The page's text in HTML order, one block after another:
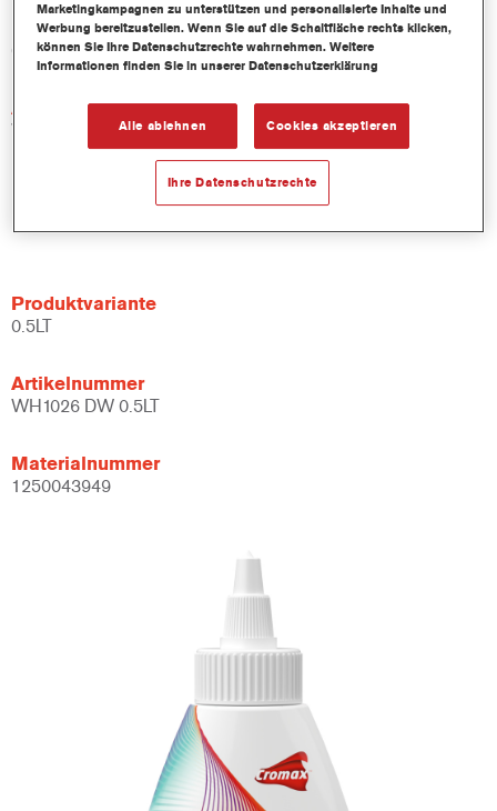
Produktvariante
0.1LT
Artikelnummer
WH1026 100 ML BT
Produktvariante
0.5LT
Artikelnummer
WH1026 DW 0.5LT
Materialnummer
1250043949
Marketingkampagnen zu unterstützen und personalisierte Inhalte und
Werbung bereitzustellen. Wenn Sie auf die Schaltfläche rechts klicken,
können Sie Ihre Datenschutzrechte wahrnehmen. Weitere
Informationen finden Sie in unserer Datenschutzerklärung
Alle ablehnen Cookies akzeptieren
Ihre Datenschutzrechte